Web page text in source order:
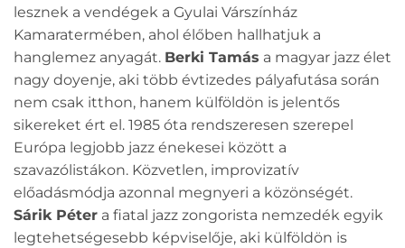
lesznek a vendégek a Gyulai Várszínház
Kamaratermében, ahol élőben hallhatjuk a
hanglemez anyagát. Berki Tamás a magyar jazz élet
nagy doyenje, aki több évtizedes pályafutása során
nem csak itthon, hanem külföldön is jelentős
sikereket ért el. 1985 óta rendszeresen szerepel
Európa legjobb jazz énekesei között a
szavazólistákon. Közvetlen, improvizatív
előadásmódja azonnal megnyeri a közönségét.
Sárik Péter a fiatal jazz zongorista nemzedék egyik
legtehetségesebb képviselője, aki külföldön is